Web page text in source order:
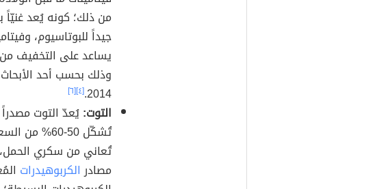
من ذلك؛ كونه يُعد غنيّاً
يساعد على التخفيف من
وذلك بحسب أحد
2014.[٤] [٦]
التوت:يُعدّ التوت
تُشكّل 50-
تُعاني من سكري
مصادرالكربوهيدرات